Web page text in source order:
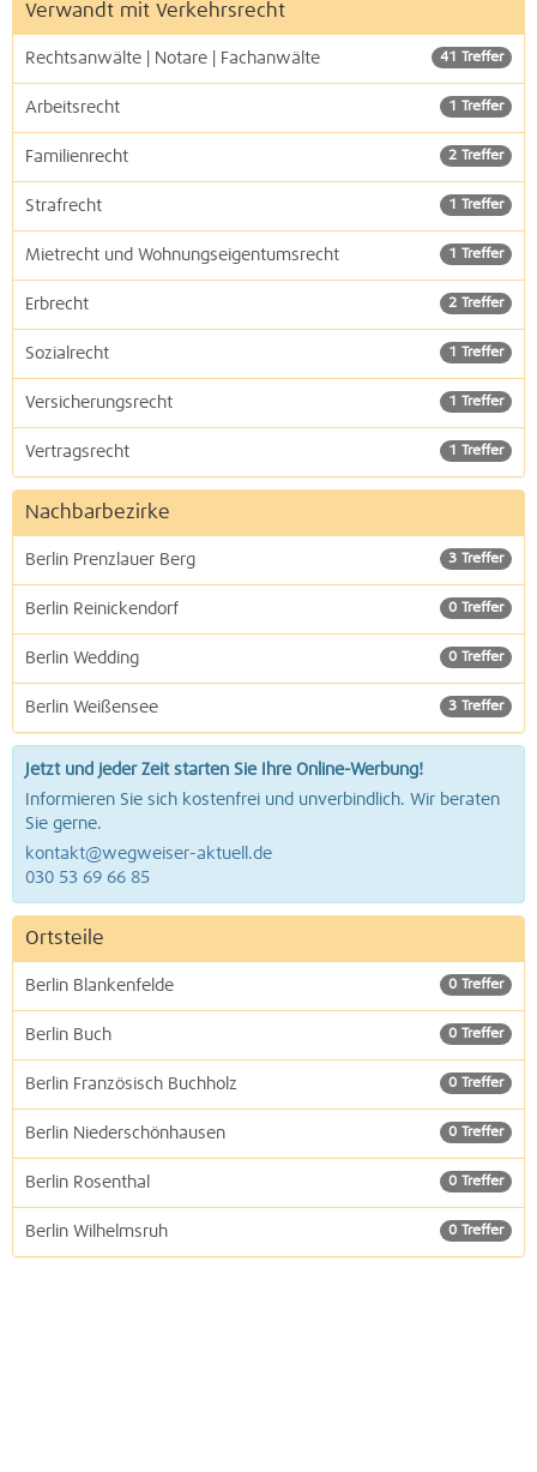
Verwandt mit Verkehrsrecht
41 Treffer
Rechtsanwälte | Notare | Fachanwälte
1 Treffer
Arbeitsrecht
2 Treffer
Familienrecht
1 Treffer
Strafrecht
1 Treffer
Mietrecht und Wohnungseigentumsrecht
2 Treffer
Erbrecht
1 Treffer
Sozialrecht
1 Treffer
Versicherungsrecht
1 Treffer
Vertragsrecht
Nachbarbezirke
3 Treffer
Berlin Prenzlauer Berg
0 Treffer
Berlin Reinickendorf
0 Treffer
Berlin Wedding
3 Treffer
Berlin Weißensee
Jetzt und jeder Zeit starten Sie Ihre Online-Werbung!
Informieren Sie sich kostenfrei und unverbindlich. Wir beraten
Sie gerne.
kontakt@wegweiser-aktuell.de
030 53 69 66 85
Ortsteile
0 Treffer
Berlin Blankenfelde
0 Treffer
Berlin Buch
0 Treffer
Berlin Französisch Buchholz
0 Treffer
Berlin Niederschönhausen
0 Treffer
Berlin Rosenthal
0 Treffer
Berlin Wilhelmsruh